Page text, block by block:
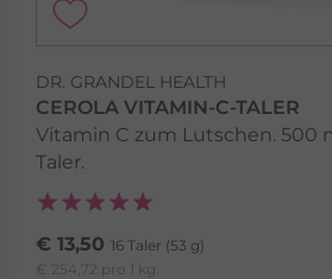
DR. GRANDEL HEALTH
CEROLA VITAMIN-C-TALER
Vitamin C zum Lutschen. 500
Taler.
€ 13,50 16 Taler (53 g)
€ 254,72 pro 1 kg